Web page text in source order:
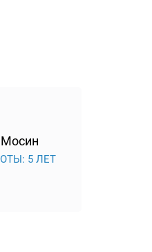
5 ЛЕТ